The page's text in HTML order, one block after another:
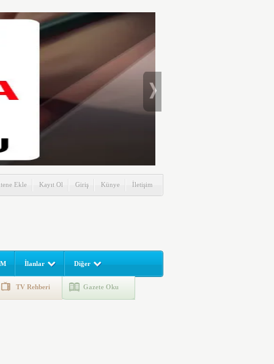
Ekle Kayıt Ol Giriş Künye İletişim
İlanlar Diğer
TV Rehberi Gazete Oku